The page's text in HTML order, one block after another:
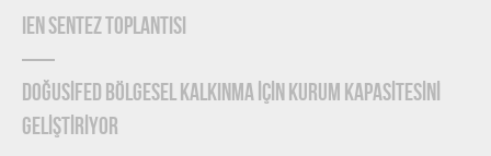
IEN Sentez Toplantısı
DOĞUSİFED BÖLGESEL KALKINMA İÇİN KURUM KAPASİTESİNİ
GELİŞTİRİYOR